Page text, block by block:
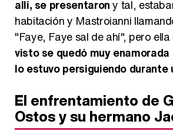
allí, se presentarony tal,
habitación y Mastroianni
"Faye, Faye sal de ahí", pero
visto se quedó muy
lo estuvo persiguiendo durante
El enfrentamiento de
Ostos y su hermano